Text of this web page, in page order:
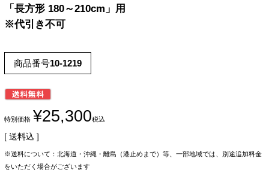
「長方形 180～210cm」用
※代引き不可
商品番号10-1219
特別価格 ¥25,300税込
送料込
※送料について：北海道・沖縄・離島（港止めまで）等、一部地域では、別途追加料金
をいただく場合がございます